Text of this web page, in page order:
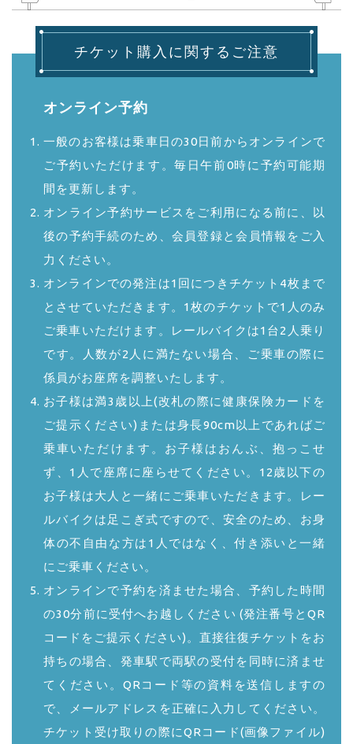
チケット購入に関するご注意
オンライン予約
一般のお客様は乗車日の30日前からオンラインで
ご予約いただけます。毎日午前0時に予約可能期
間を更新します。
オンライン予約サービスをご利用になる前に、以
後の予約手続のため、会員登録と会員情報をご入
力ください。
オンラインでの発注は1回につきチケット4枚まで
とさせていただきます。1枚のチケットで1人のみ
ご乗車いただけます。レールバイクは1台2人乗り
です。人数が2人に満たない場合、ご乗車の際に
係員がお座席を調整いたします。
お子様は満3歳以上(改札の際に健康保険カードを
ご提示ください)または身長90cm以上であればご
乗車いただけます。お子様はおんぶ、抱っこせ
ず、1人で座席に座らせてください。12歳以下の
お子様は大人と一緒にご乗車いただきます。レー
ルバイクは足こぎ式ですので、安全のため、お身
体の不自由な方は1人ではなく、付き添いと一緒
にご乗車ください。
オンラインで予約を済ませた場合、予約した時間
の30分前に受付へお越しください (発注番号とQR
コードをご提示ください)。直接往復チケットをお
持ちの場合、発車駅で両駅の受付を同時に済ませ
てください。QRコード等の資料を送信しますの
で、メールアドレスを正確に入力してください。
チケット受け取りの際にQRコード(画像ファイル)